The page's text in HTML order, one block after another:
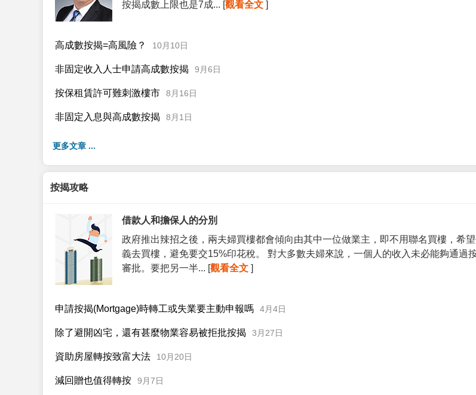
按揭成數上限也是7成... [觀看全文 ]
高成數按揭=高風險？ 10月10日
非固定收入人士申請高成數按揭 9月6日
按保租賃許可難刺激樓市 8月16日
非固定入息與高成數按揭 8月1日
更多文章 ...
按揭攻略
借款人和擔保人的分別
政府推出辣招之後，兩夫婦買樓都會傾向由其中一位做業主，即不用聯名買樓，希
義去買樓，避免要交15%印花稅。 對大多數夫婦來說，一個人的收入未必能夠通
審批。要把另一半... [觀看全文 ]
申請按揭(Mortgage)時轉工或失業要主動申報嗎 4月4日
除了避開凶宅，還有甚麼物業容易被拒批按揭 3月27日
資助房屋轉按致富大法 10月20日
減回贈也值得轉按 9月7日